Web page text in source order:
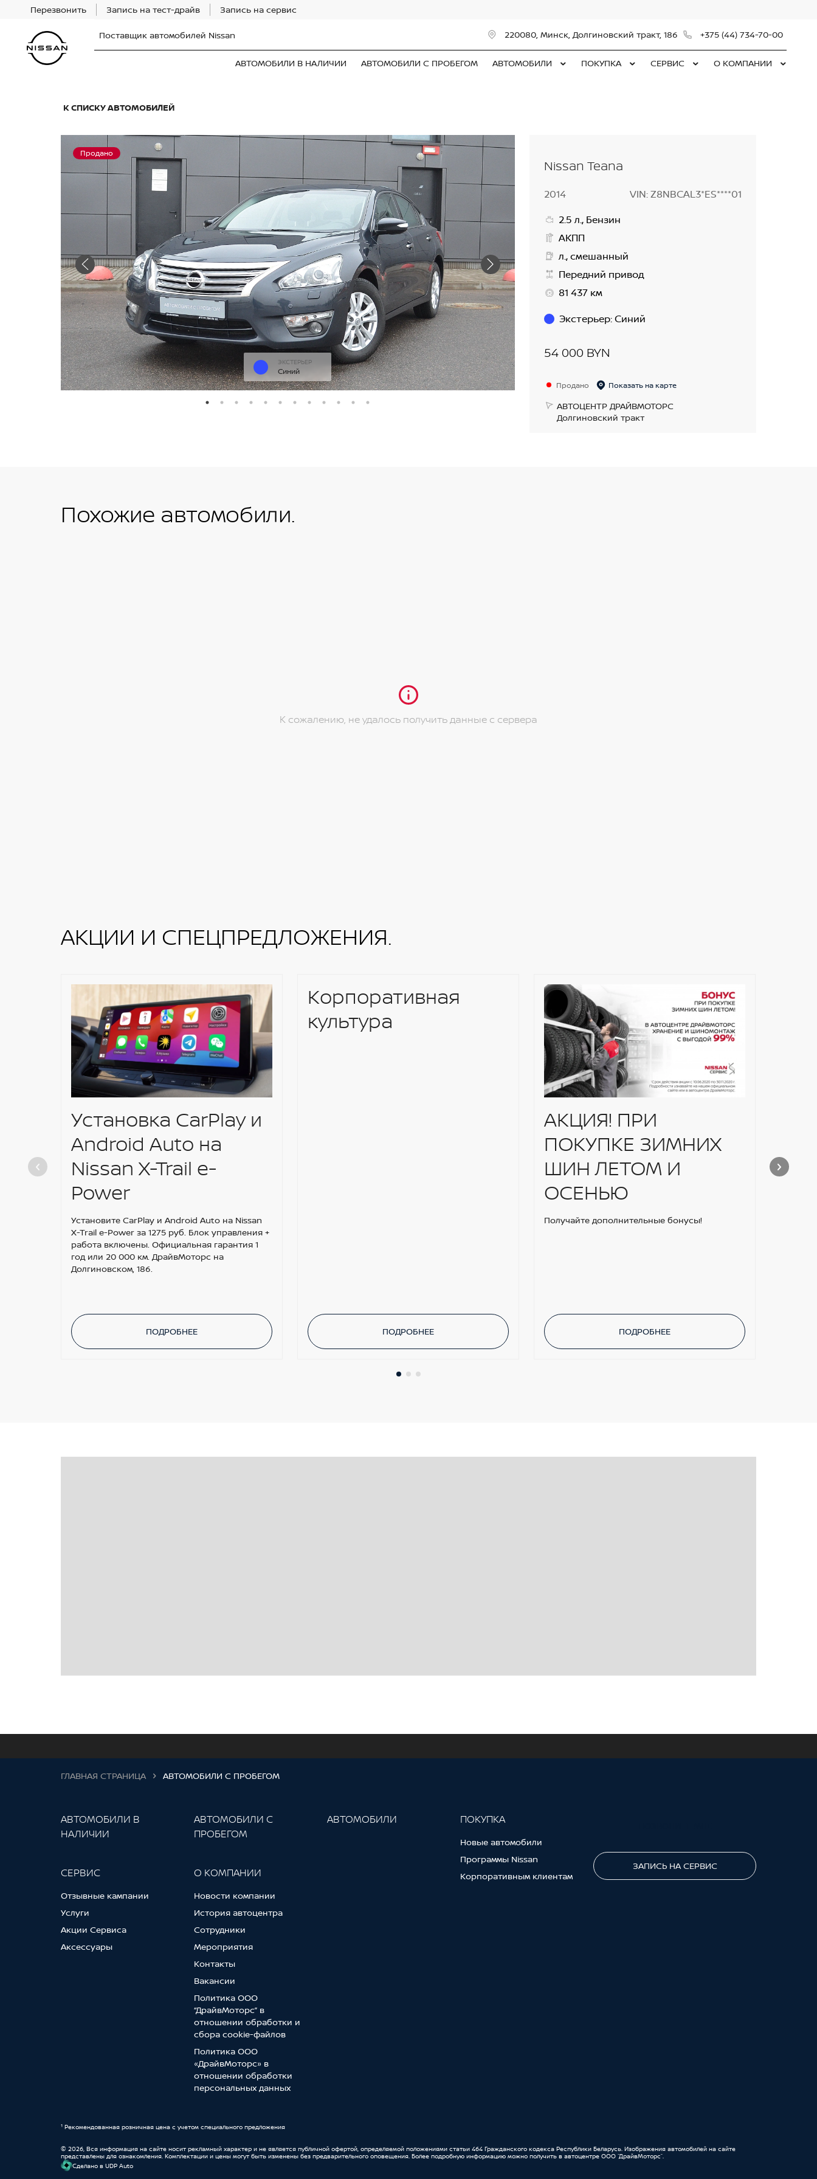
Перезвонить Запись на тест-драйв Запись на сервис
Поставщик автомобилей Nissan 220080, Минск, Долгиновский тракт, 186 +375 (44) 734-70-00
АВТОМОБИЛИ В НАЛИЧИИ АВТОМОБИЛИ С ПРОБЕГОМ АВТОМОБИЛИ ПОКУПКА СЕРВИС О КОМПАНИИ
К СПИСКУ АВТОМОБИЛЕЙ
Продано
ЭКСТЕРЬЕР
Синий
Nissan Teana
2014
VIN: Z8NBCAL3*ES****01
2.5 л., Бензин
АКПП
л., смешанный
Передний привод
81 437 км
Экстерьер:Синий
54 000 BYN
Продано Показать на карте
АВТОЦЕНТР ДРАЙВМОТОРС
Долгиновский тракт
Похожие автомобили.
К сожалению, не удалось получить данные с сервера
АКЦИИ И СПЕЦПРЕДЛОЖЕНИЯ.
Установка CarPlay и
Android Auto на
Nissan X-Trail e-
Power
Установите CarPlay и Android Auto на Nissan
X-Trail e-Power за 1275 руб. Блок управления +
работа включены. Официальная гарантия 1
год или 20 000 км. ДрайвМоторс на
Долгиновском, 186.
ПОДРОБНЕЕ
Корпоративная
культура
ПОДРОБНЕЕ
АКЦИЯ! ПРИ
ПОКУПКЕ ЗИМНИХ
ШИН ЛЕТОМ И
ОСЕНЬЮ
Получайте дополнительные бонусы!
ПОДРОБНЕЕ
ГЛАВНАЯ СТРАНИЦА АВТОМОБИЛИ С ПРОБЕГОМ
АВТОМОБИЛИ В
НАЛИЧИИ
СЕРВИС
Отзывные кампании
Услуги
Акции Сервиса
Аксессуары
АВТОМОБИЛИ С
ПРОБЕГОМ
О КОМПАНИИ
Новости компании
История автоцентра
Сотрудники
Мероприятия
Контакты
Вакансии
Политика ООО
“ДрайвМоторс” в
отношении обработки и
сбора cookie-файлов
Политика ООО
«ДрайвМоторс» в
отношении обработки
персональных данных
АВТОМОБИЛИ ПОКУПКА
Новые автомобили
Программы Nissan
Корпоративным клиентам
ЗАПИСЬ НА СЕРВИС
¹ Рекомендованная розничная цена с учетом специального предложения
© 2026, Вся информация на сайте носит рекламный характер и не является публичной офертой, определяемой положениями статьи 464 Гражданского кодекса Республики Беларусь. Изображения автомобилей на сайте
представлены для ознакомления. Комплектации и цены могут быть изменены без предварительного оповещения. Более подробную информацию можно получить в автоцентре ООО “ДрайвМоторс”.
Cделано в UDP Auto